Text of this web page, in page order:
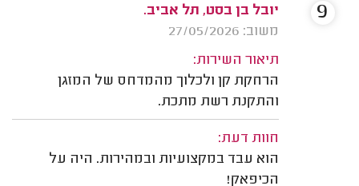
יובל בן בסט, תל אביב.
משוב: 27/05/2026
תיאור השירות:
הרחקת קן ולכלוך מהמדחס של המזגן
והתקנת רשת מתכת.
חוות דעת:
הוא עבד במקצועיות ובמהירות. היה על
הכיפאק!
9